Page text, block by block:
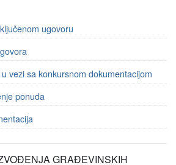
ugovoru
vezi sa konkursnom dokumentacijom
ponuda
GRAĐEVINSKIH